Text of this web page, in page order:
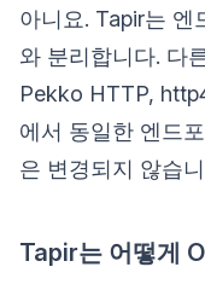
아니요. Tapir는 엔
와 분리합니다. 다
Pekko HTTP,
에서 동일한 엔드
은 변경되지 않습
Tapir는 어떻게